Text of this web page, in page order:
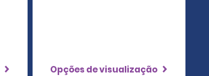
Opções de visualização